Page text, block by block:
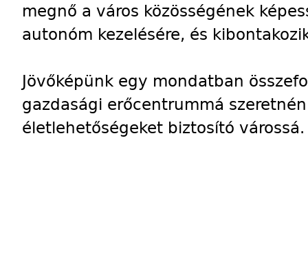
megnő a város közösségének
autonóm kezelésére, és
Jövőképünk egy mondatban
gazdasági erőcentrummá
életlehetőségeket biztosító várossá.